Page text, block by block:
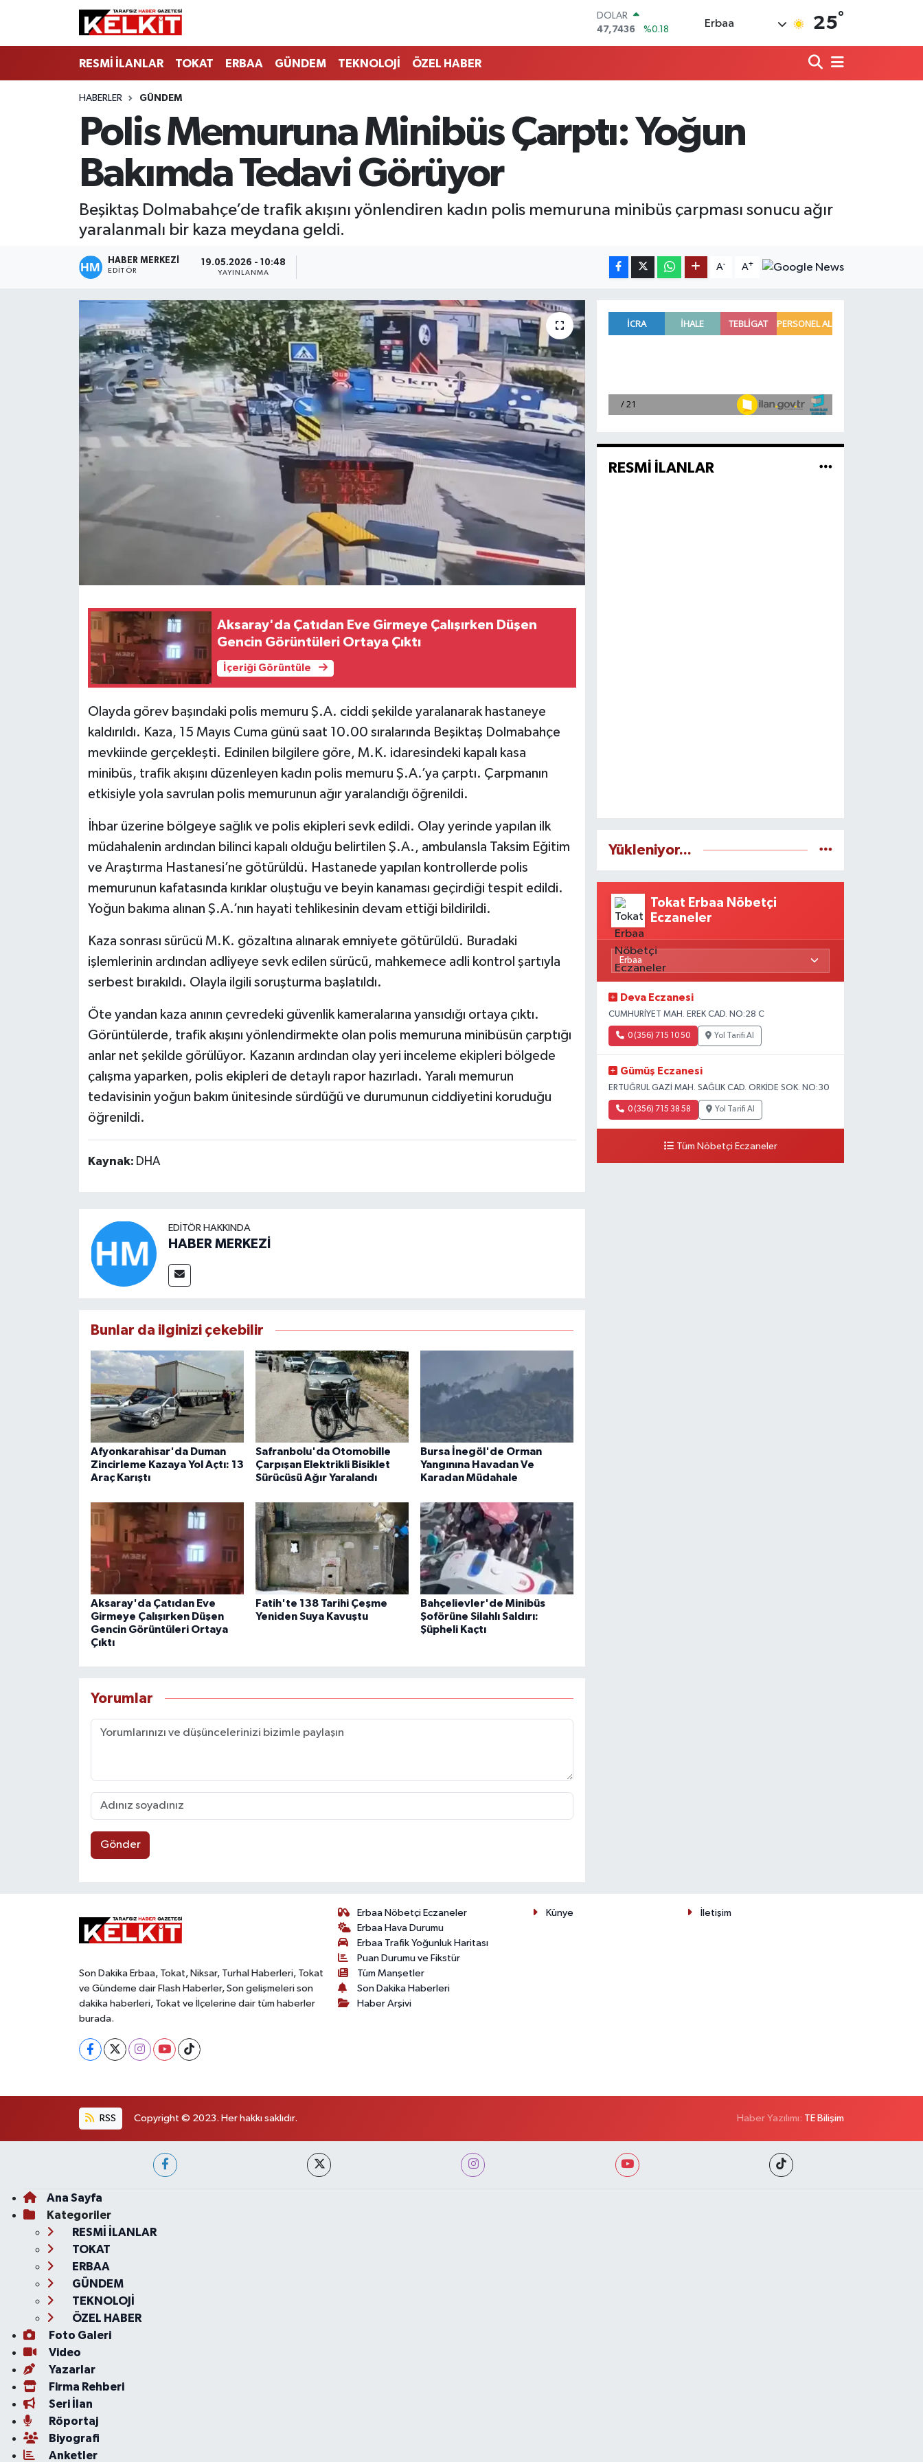
DOLAR
47,7436
%0.18
BİST100
13.779
%-14
Erbaa 25°
RESMİ İLANLAR TOKAT ERBAA GÜNDEM TEKNOLOJİ ÖZEL HABER
HABERLER GÜNDEM
Polis Memuruna Minibüs Çarptı: Yoğun
Bakımda Tedavi Görüyor
Beşiktaş Dolmabahçe’de trafik akışını yönlendiren kadın polis memuruna minibüs çarpması sonucu ağır
yaralanmalı bir kaza meydana geldi.
HABER MERKEZİ
EDITÖR
19.05.2026 - 10:48
YAYINLANMA
A- A+
Aksaray'da Çatıdan Eve Girmeye Çalışırken Düşen
Gencin Görüntüleri Ortaya Çıktı
İçeriği Görüntüle
Olayda görev başındaki polis memuru Ş.A. ciddi şekilde yaralanarak hastaneye
kaldırıldı. Kaza, 15 Mayıs Cuma günü saat 10.00 sıralarında Beşiktaş Dolmabahçe
mevkiinde gerçekleşti. Edinilen bilgilere göre, M.K. idaresindeki kapalı kasa
minibüs, trafik akışını düzenleyen kadın polis memuru Ş.A.’ya çarptı. Çarpmanın
etkisiyle yola savrulan polis memurunun ağır yaralandığı öğrenildi.
İhbar üzerine bölgeye sağlık ve polis ekipleri sevk edildi. Olay yerinde yapılan ilk
müdahalenin ardından bilinci kapalı olduğu belirtilen Ş.A., ambulansla Taksim Eğitim
ve Araştırma Hastanesi’ne götürüldü. Hastanede yapılan kontrollerde polis
memurunun kafatasında kırıklar oluştuğu ve beyin kanaması geçirdiği tespit edildi.
Yoğun bakıma alınan Ş.A.’nın hayati tehlikesinin devam ettiği bildirildi.
Kaza sonrası sürücü M.K. gözaltına alınarak emniyete götürüldü. Buradaki
işlemlerinin ardından adliyeye sevk edilen sürücü, mahkemece adli kontrol şartıyla
serbest bırakıldı. Olayla ilgili soruşturma başlatıldı.
Öte yandan kaza anının çevredeki güvenlik kameralarına yansıdığı ortaya çıktı.
Görüntülerde, trafik akışını yönlendirmekte olan polis memuruna minibüsün çarptığı
anlar net şekilde görülüyor. Kazanın ardından olay yeri inceleme ekipleri bölgede
çalışma yaparken, polis ekipleri de detaylı rapor hazırladı. Yaralı memurun
tedavisinin yoğun bakım ünitesinde sürdüğü ve durumunun ciddiyetini koruduğu
öğrenildi.
Kaynak: DHA
EDITÖR HAKKINDA
HABER MERKEZİ
Bunlar da ilginizi çekebilir
Afyonkarahisar'da Duman
Zincirleme Kazaya Yol Açtı: 13
Araç Karıştı
Safranbolu'da Otomobille
Çarpışan Elektrikli Bisiklet
Sürücüsü Ağır Yaralandı
Bursa İnegöl'de Orman
Yangınına Havadan Ve
Karadan Müdahale
Aksaray'da Çatıdan Eve
Girmeye Çalışırken Düşen
Gencin Görüntüleri Ortaya
Çıktı
Fatih'te 138 Tarihi Çeşme
Yeniden Suya Kavuştu
Bahçelievler'de Minibüs
Şoförüne Silahlı Saldırı:
Şüpheli Kaçtı
Yorumlar
Gönder
RESMİ İLANLAR
Yükleniyor...
Tokat Erbaa Nöbetçi
Eczaneler
Deva Eczanesi
CUMHURİYET MAH. EREK CAD. NO:28 C
0 (356) 715 10 50 Yol Tarifi Al
Gümüş Eczanesi
ERTUĞRUL GAZİ MAH. SAĞLIK CAD. ORKİDE SOK. NO:30
0 (356) 715 38 58 Yol Tarifi Al
Tüm Nöbetçi Eczaneler
Son Dakika Erbaa, Tokat, Niksar, Turhal Haberleri, Tokat
ve Gündeme dair Flash Haberler, Son gelişmeleri son
dakika haberleri, Tokat ve İlçelerine dair tüm haberler
burada.
Erbaa Nöbetçi Eczaneler
Erbaa Hava Durumu
Erbaa Trafik Yoğunluk Haritası
Puan Durumu ve Fikstür
Tüm Manşetler
Son Dakika Haberleri
Haber Arşivi
Künye İletişim
RSS Copyright © 2023. Her hakkı saklıdır. Haber Yazılımı: TE Bilişim
Ana Sayfa
Kategoriler
RESMİ İLANLAR
TOKAT
ERBAA
GÜNDEM
TEKNOLOJİ
ÖZEL HABER
Foto Galeri
Video
Yazarlar
Firma Rehberi
Seri İlan
Röportaj
Biyografi
Anketler